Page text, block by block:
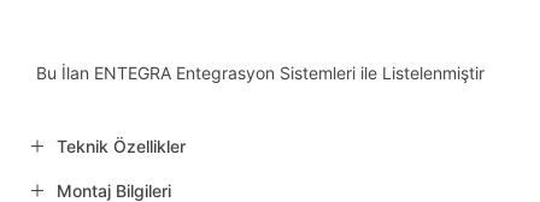
Bu İlan ENTEGRA Entegrasyon Sistemleri ile Listelenmiştir
Teknik Özellikler
Montaj Bilgileri